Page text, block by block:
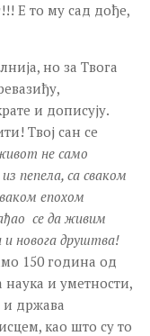
Е то му сад дође,
но за Твога
и дописују.
Твој сан се
не само
пепела, са сваком
епохом
се да живим
новога друштва!
150 година од
наука и уметности,
и држава
као што су то